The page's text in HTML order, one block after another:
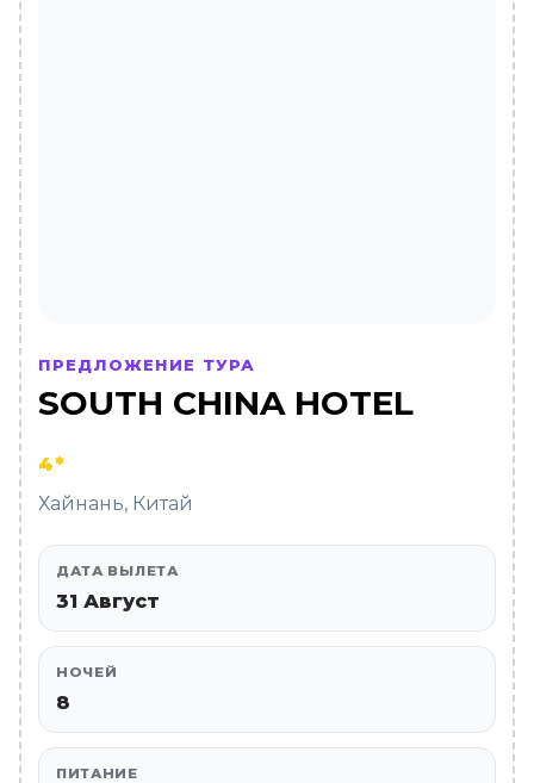
ПРЕДЛОЖЕНИЕ ТУРА
SOUTH CHINA HOTEL
4*
Хайнань, Китай
ДАТА ВЫЛЕТА
31 Август
НОЧЕЙ
8
ПИТАНИЕ